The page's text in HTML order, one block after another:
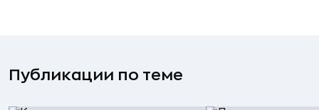
Публикации по теме